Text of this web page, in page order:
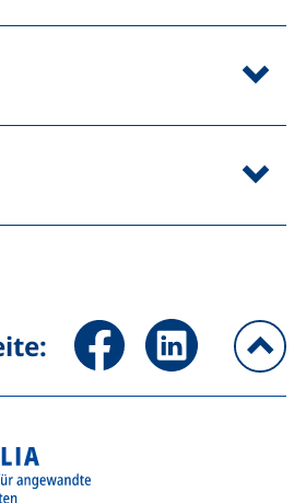
Seite über Facebook teilen
Seite über